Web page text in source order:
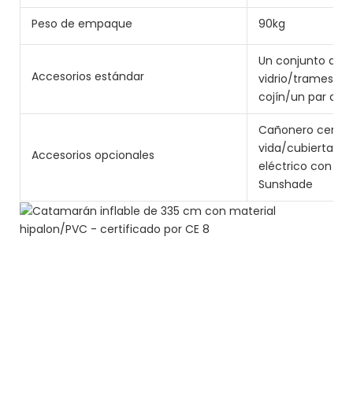
Peso de empaque 90kg
Accesorios estándar
Un conjunto de
vidrio/trames
cojín/un par de
Accesorios opcionales
Cañonero
vida/cubierta
eléctrico con
Sunshade